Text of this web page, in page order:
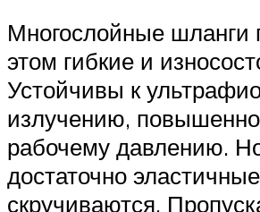
Многослойные шланги
этом гибкие и
Устойчивы к
излучению,
рабочему давлению.
достаточно
скручиваются.